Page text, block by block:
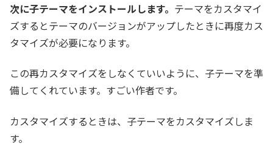
次に子テーマをインストールします。 テーマをカスタマイ
ズするとテーマのバージョンがアップしたときに再度カス
タマイズが必要になります。
この再カスタマイズをしなくていいように、子テーマを準
備してくれています。すごい作者です。
カスタマイズするときは、子テーマをカスタマイズしま
す。